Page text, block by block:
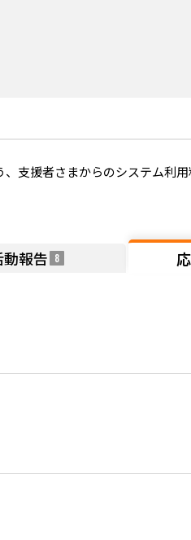
支援者さまからのシステム利
動報告 8